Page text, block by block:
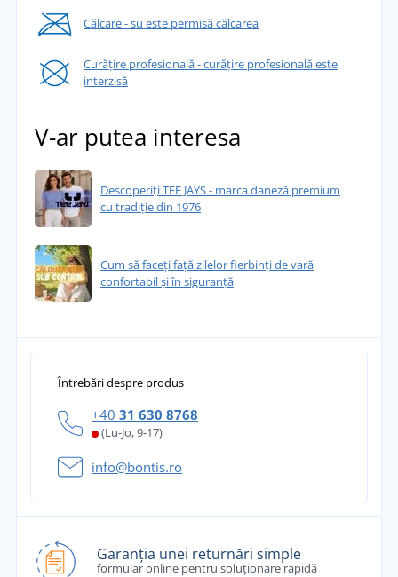
Călcare - su este permisă călcarea
Curățire profesională - curățire profesională este
interzisă
V-ar putea interesa
Descoperiți TEE JAYS - marca daneză premium
cu tradiție din 1976
Cum să faceți față zilelor fierbinți de vară
confortabil și în siguranță
Întrebări despre produs
+40 31 630 8768
(Lu-Jo, 9-17)
info@bontis.ro
Garanția unei returnări simple
formular online pentru soluționare rapidă